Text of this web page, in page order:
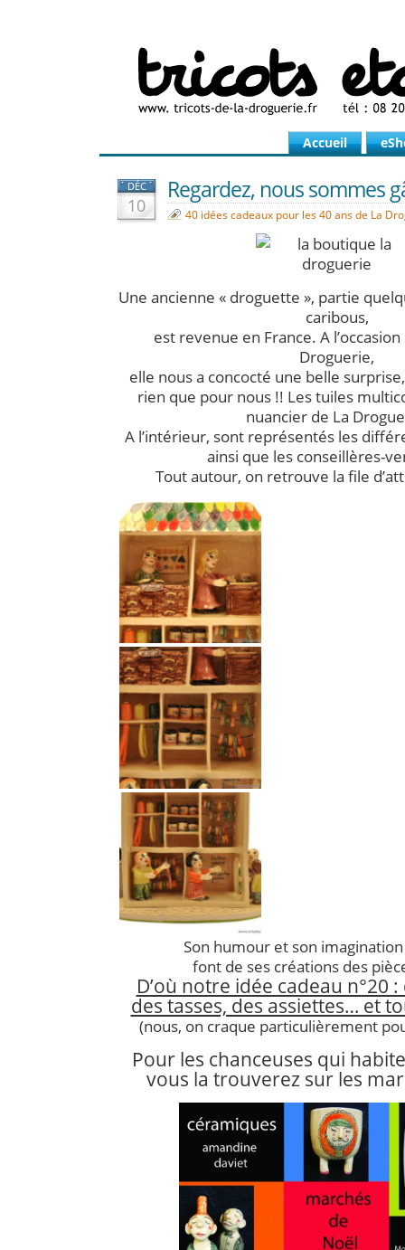
Accueil
DÉC
10
Regardez, nous sommes
40 idées cadeaux pour les 40 ans de La
Une ancienne « droguette », partie
caribous,
est revenue en France. A
Droguerie,
elle nous a concocté une belle
rien que pour nous !! Les tuiles
nuancier de La
A l’intérieur, sont représentés les
ainsi que les conseillères-
Tout autour, on retrouve la file
Son humour et son
font de ses créations des
D’où notre idée cadeau n°20
des tasses, des assiettes… et
(nous, on craque particulièrement
Pour les chanceuses qui
vous la trouverez sur les